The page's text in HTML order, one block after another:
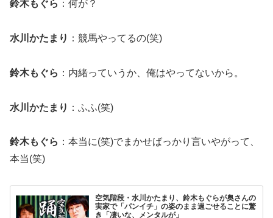
鈴木もぐら ：何が？
水川かたまり ：競馬やってるの(笑)
鈴木もぐら ：内緒っていうか、俺はやってないから。
水川かたまり ：ふふ(笑)
鈴木もぐら ：本当に(笑)でまかせばっかり言いやがって、
本当(笑)
空気階段・水川かたまり、鈴木もぐらが奥さんの
実家で「パンイチ」の姿のまま過ごせることに驚
き「凄いな、メンタルが」